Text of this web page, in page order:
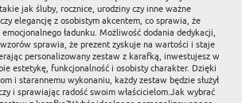
jak śluby, rocznice, urodziny czy inne ważne
elegancję z osobistym akcentem, co sprawia, że
ładunku. Możliwość dodania dedykacji,
sprawia, że prezent zyskuje na wartości i staje
personalizowany zestaw z karafką, inwestujesz w
estetykę, funkcjonalność i osobisty charakter. Dzięki
i starannemu wykonaniu, każdy zestaw będzie służył
i sprawiając radość swoim właścicielom.Jak wybrać